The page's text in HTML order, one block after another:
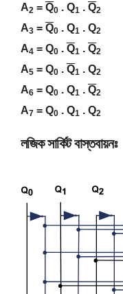
A2 = Q0 . Q1 . Q2
A3 = Q0 . Q1 . Q2
A4 = Q0 . Q1 . Q2
A5 = Q0 . Q1 . Q2
A6 = Q0 . Q1 . Q2
A7 = Q0 . Q1 . Q2
লজিক সার্কিট বাস্তবায়নঃ